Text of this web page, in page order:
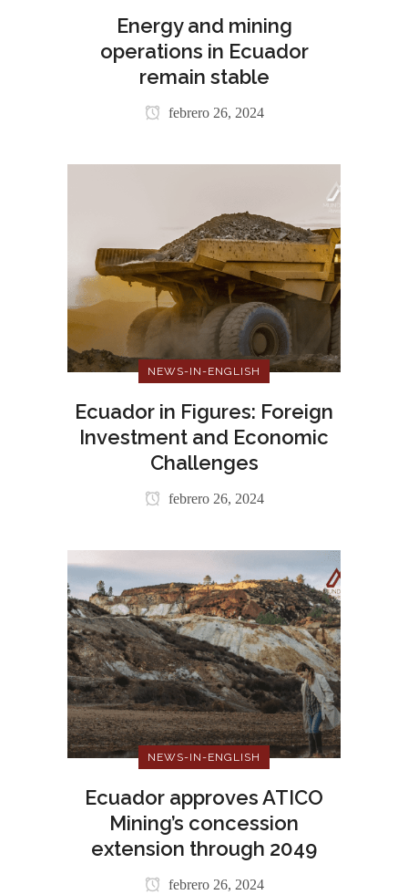
Energy and mining
operations in Ecuador
remain stable
febrero 26, 2024
NEWS-IN-ENGLISH
Ecuador in Figures: Foreign
Investment and Economic
Challenges
febrero 26, 2024
NEWS-IN-ENGLISH
Ecuador approves ATICO
Mining’s concession
extension through 2049
febrero 26, 2024